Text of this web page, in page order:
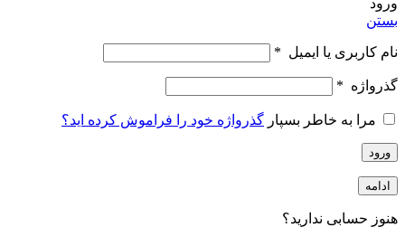
بستن
نام کاربری یا ایمیل *
گذرواژه *
مرا به خاطر بسپار گذرواژه خود را فراموش کرده اید؟
ورود
ادامه
هنوز حسابی ندارید؟